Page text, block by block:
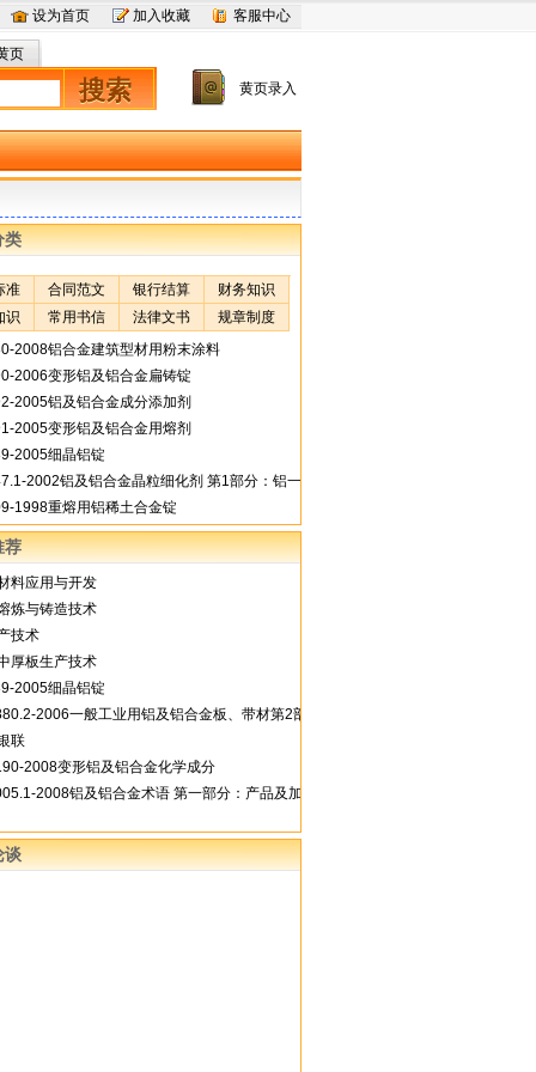
设为首页 加入收藏 客服中心
页
搜索 黄页录入
类
准 合同范文 银行结算
财务知识
识
常用书信 法律文书
规章制度
2008铝合金建筑型材用粉末涂料
2006变形铝及铝合金扁铸锭
2005铝及铝合金成分添加剂
2005变形铝及铝合金用熔剂
2005细晶铝锭
2002铝及铝合金晶粒细化剂 第1部分：铝一钛一硼合金线材
1998重熔用铝稀土合金锭
荐
料应用与开发
炼与铸造技术
技术
厚板生产技术
2005细晶铝锭
2006一般工业用铝及铝合金板、带材第2部分：力学性能
联
2008变形铝及铝合金化学成分
2008铝及铝合金术语 第一部分：产品及加工处理工艺
谈